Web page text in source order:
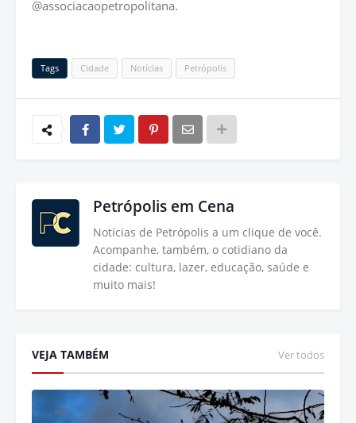
@associacaopetropolitana.
Tags Cidade Notícias Petrópolis
Petrópolis em Cena
Notícias de Petrópolis a um clique de você.
Acompanhe, também, o cotidiano da
cidade: cultura, lazer, educação, saúde e
muito mais!
VEJA TAMBÉM Ver todos